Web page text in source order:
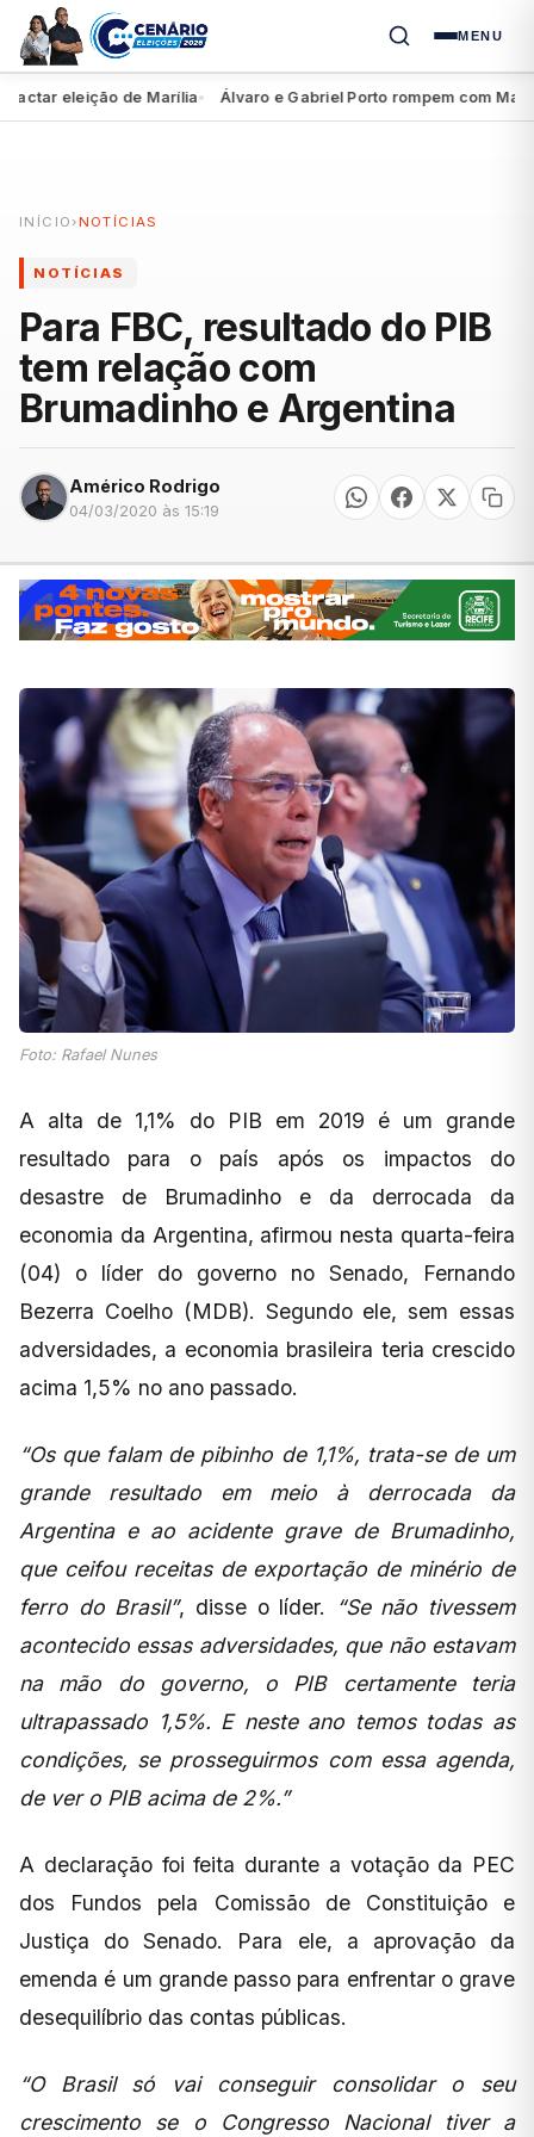
MENU
eleição de Marília● Álvaro e Gabriel Porto rompem com Marília
INÍCIO › NOTÍCIAS
NOTÍCIAS
Para FBC, resultado do PIB
tem relação com
Brumadinho e Argentina
Américo Rodrigo
04/03/2020 às 15:19
Foto: Rafael Nunes
A alta de 1,1% do PIB em 2019 é um grande
resultado para o país após os impactos do
desastre de Brumadinho e da derrocada da
economia da Argentina, afirmou nesta quarta-feira
(04) o líder do governo no Senado, Fernando
Bezerra Coelho (MDB). Segundo ele, sem essas
adversidades, a economia brasileira teria crescido
acima 1,5% no ano passado.
“Os que falam de pibinho de 1,1%, trata-se de um
grande resultado em meio à derrocada da
Argentina e ao acidente grave de Brumadinho,
que ceifou receitas de exportação de minério de
ferro do Brasil”, disse o líder.
“Se não tivessem
acontecido essas adversidades, que não estavam
na mão do governo, o PIB certamente teria
ultrapassado 1,5%. E neste ano temos todas as
condições, se prosseguirmos com essa agenda,
de ver o PIB acima de 2%.”
A declaração foi feita durante a votação da PEC
dos Fundos pela Comissão de Constituição e
Justiça do Senado. Para ele, a aprovação da
emenda é um grande passo para enfrentar o grave
desequilíbrio das contas públicas.
“O Brasil só vai conseguir consolidar o seu
crescimento se o Congresso Nacional tiver a